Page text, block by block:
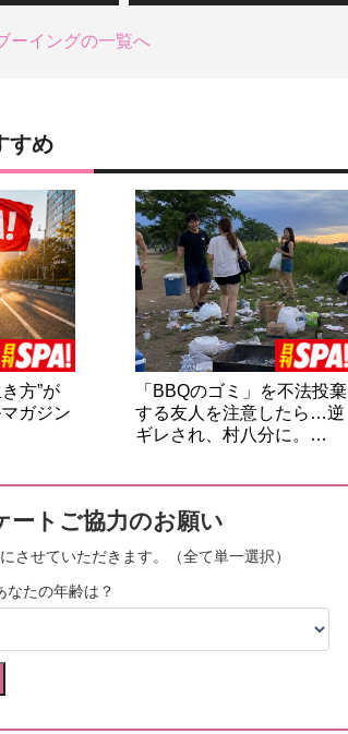
ーイングの一覧へ
すめ
方”が
ガジン
「BBQのゴミ」を不法投棄
する友人を注意したら…逆
ギレされ、村八分に。…